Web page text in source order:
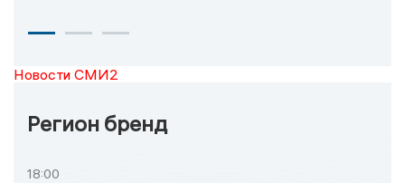
Новости СМИ2
Регион бренд
18:00